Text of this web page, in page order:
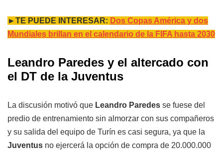
►TE PUEDE INTERESAR: Dos Copas América y dos
Mundiales brillan en el calendario de la FIFA hasta 2030
Leandro Paredes y el altercado con
el DT de la Juventus
La discusión motivó que Leandro Paredes se fuese del
predio de entrenamiento sin almorzar con sus compañeros
y su salida del equipo de Turín es casi segura, ya que la
Juventus no ejercerá la opción de compra de 20.000.000